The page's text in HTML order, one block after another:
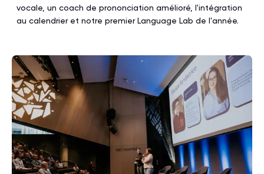
vocale, un coach de prononciation amélioré, l'intégration
au calendrier et notre premier Language Lab de l'année.